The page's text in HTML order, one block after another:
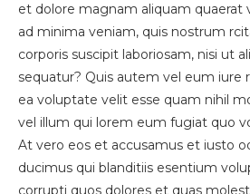
et dolore magnam aliquam
ad minima veniam, quis nostrum
corporis suscipit laboriosam, nisi ut
sequatur? Quis autem vel eum iure
ea voluptate velit esse quam nihil
vel illum qui lorem eum fugiat quo
At vero eos et accusamus et iusto
ducimus qui blanditiis esentium
corrupti quos dolores et quas